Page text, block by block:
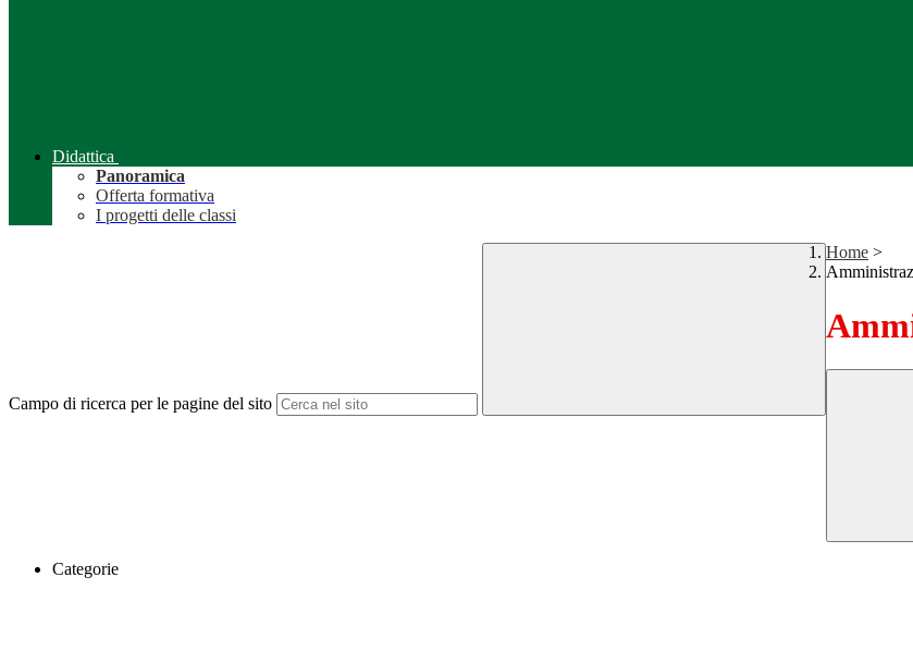
Didattica
Panoramica
Offerta formativa
I progetti delle classi
Campo di ricerca per le pagine del sito
Home >
Categorie